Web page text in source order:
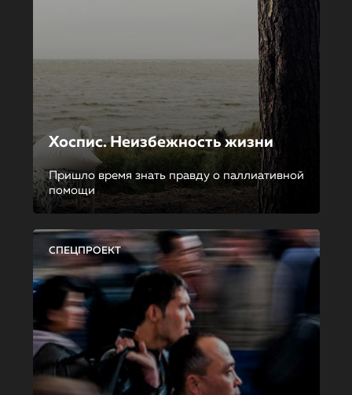
Хоспис. Неизбежность жизни
Пришло время знать правду о паллиативной
помощи
СПЕЦПРОЕКТ